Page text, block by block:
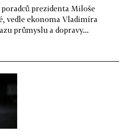
prezidenta Miloše
vedle ekonoma Vladimíra
průmyslu a dopravy...